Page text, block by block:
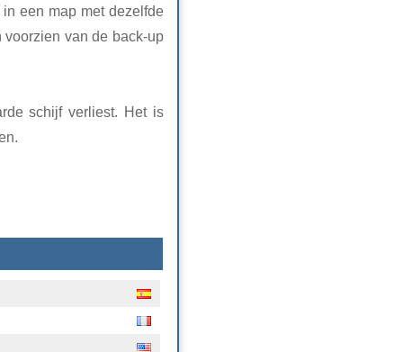
een map met dezelfde
voorzien van de back-up
schijf verliest. Het is